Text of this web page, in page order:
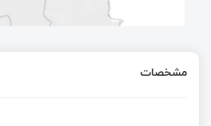
مشخصات